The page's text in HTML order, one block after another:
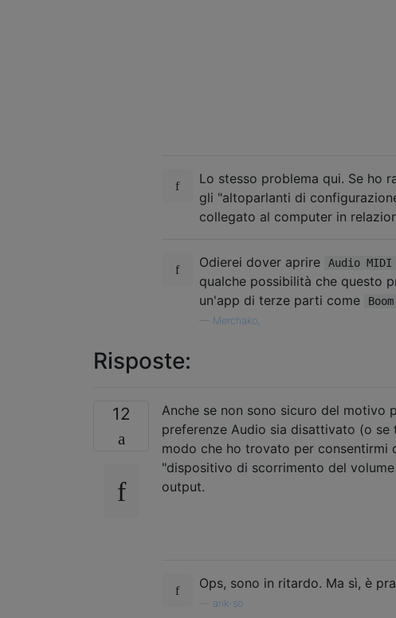
Lo stesso problema qui. Se ho
gli "altoparlanti di
collegato al computer in
Odierei dover aprire Audio MIDI
qualche possibilità che questo
un'app di terze parti come
Merchako,
Risposte:
12
Anche se non sono sicuro del motivo
preferenze Audio sia disattivato (o
modo che ho trovato per consentirmi
"dispositivo di scorrimento del
output.
Ops, sono in ritardo. Ma sì, è
arik-so